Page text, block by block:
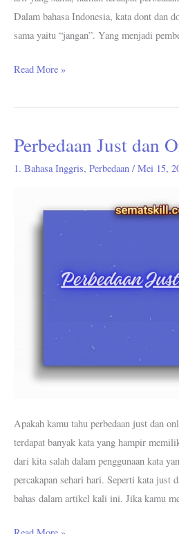
Dalam bahasa Indonesia, kata dont dan
sama yaitu “jangan”. Yang menjadi
Read More »
Perbedaan Just dan
1. Bahasa Inggris, Perbedaan / Mei 15,
Apakah kamu tahu perbedaan just dan
terdapat banyak kata yang hampir
dari kita salah dalam penggunaan kata
percakapan sehari hari. Seperti kata just
bahas dalam artikel kali ini. Jika kamu
Perbedaan